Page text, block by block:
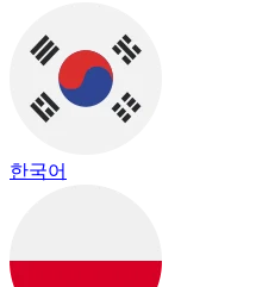
한국어